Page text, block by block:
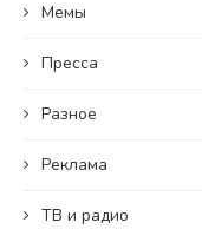
Мемы
Пресса
Разное
Реклама
ТВ и радио